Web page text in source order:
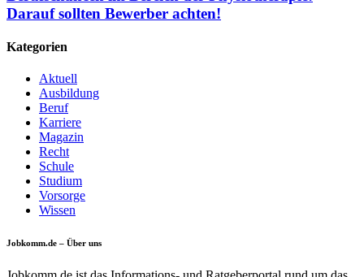
Darauf sollten Bewerber achten!
Kategorien
Aktuell
Ausbildung
Beruf
Karriere
Magazin
Recht
Schule
Studium
Vorsorge
Wissen
Jobkomm.de – Über uns